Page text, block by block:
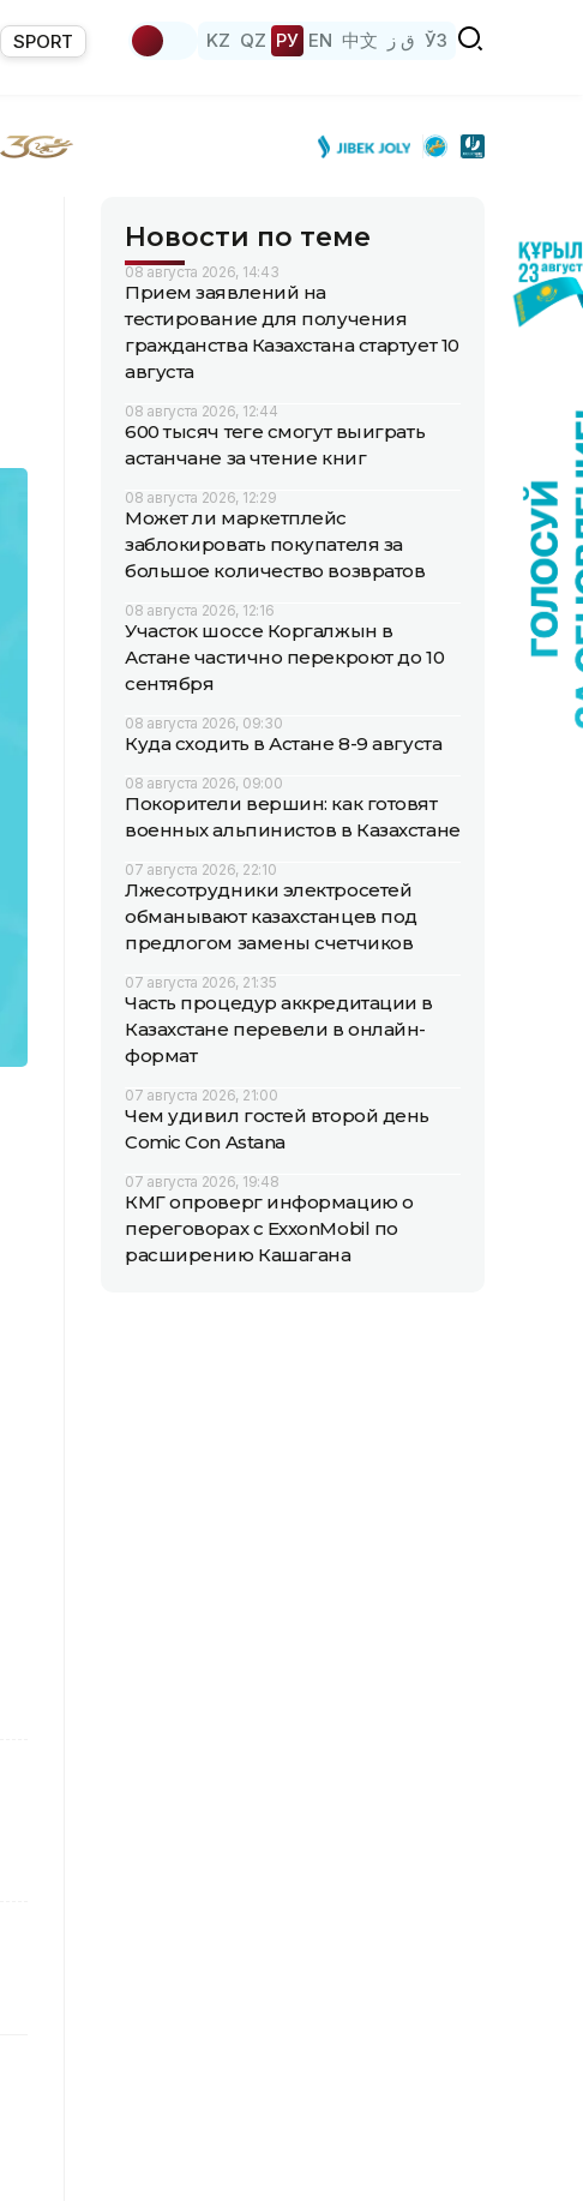
SPORT KZ QZ РУ EN 中文 ق ز ЎЗ
Новости по теме
08 августа 2026, 14:43
Прием заявлений на
тестирование для получения
гражданства Казахстана стартует 10
августа
08 августа 2026, 12:44
600 тысяч теңге смогут выиграть
астанчане за чтение книг
08 августа 2026, 12:29
Может ли маркетплейс
заблокировать покупателя за
большое количество возвратов
08 августа 2026, 12:16
Участок шоссе Коргалжын в
Астане частично перекроют до 10
сентября
08 августа 2026, 09:30
Куда сходить в Астане 8-9 августа
08 августа 2026, 09:00
Покорители вершин: как готовят
военных альпинистов в Казахстане
07 августа 2026, 22:10
Лжесотрудники электросетей
обманывают казахстанцев под
предлогом замены счетчиков
07 августа 2026, 21:35
Часть процедур аккредитации в
Казахстане перевели в онлайн-
формат
07 августа 2026, 21:00
Чем удивил гостей второй день
Comic Con Astana
07 августа 2026, 19:48
КМГ опроверг информацию о
переговорах с ExxonMobil по
расширению Кашагана